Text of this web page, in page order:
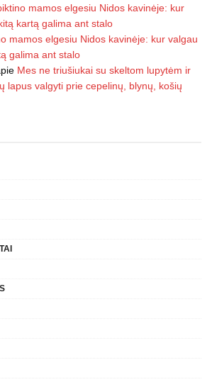
mamos elgesiu Nidos kavinėje: kur
kartą galima ant stalo
mamos elgesiu Nidos kavinėje: kur valgau
galima ant stalo
Mes ne triušiukai su skeltom lupytėm ir
lapus valgyti prie cepelinų, blynų, košių